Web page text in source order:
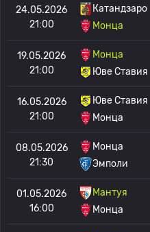
24.05.2026
21:00
Катандзаро
Монца
19.05.2026
21:00
Монца
Юве Ставия
16.05.2026
21:00
Юве Ставия
Монца
08.05.2026
21:30
Монца
Эмполи
01.05.2026
16:00
Мантуя
Монца